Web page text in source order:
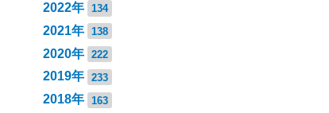
2022年 134
2021年 138
2020年 222
2019年 233
2018年 163